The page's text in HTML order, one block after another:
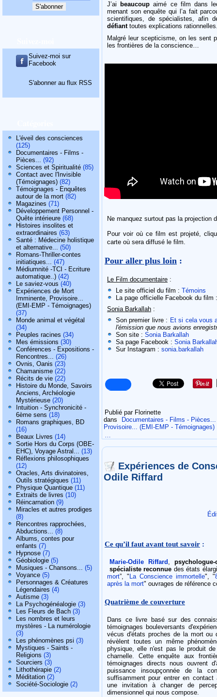
Suivez-moi sur
Facebook
S'abonner au flux RSS
L'éveil des consciences
(125)
Documentaires - Films -
Pièces... (92)
Sciences et Spiritualité (85)
Contact avec l'Invisible
(Témoignages) (82)
Témoignages - Enquêtes
autour de la mort (82)
Magazines (71)
Développement Personnel -
Quête intérieure (68)
Histoires insolites et
extraordinaires (63)
Santé : Médecine holistique
et alternative... (50)
Romans-Thriller-contes
initiatiques... (47)
Médiumnité -TCI - Ecriture
automatique..) (42)
Le saviez-vous (40)
Expériences de Mort
Imminente, Provisoire...
(EMI-EMP - Témoignages)
(37)
Monde animal et végétal
(34)
Peuples racines (34)
Mes émissions (30)
Conférences - Expositions -
Rencontres... (26)
Ovnis, Oanis (23)
Chamanisme (22)
Récits de vie (22)
Histoire du Monde, Savoirs
Anciens, Archéologie
Mystérieuse (20)
Intuition - Synchronicité -
6ème sens (18)
Romans graphiques, BD
(16)
Beaux Livres (14)
Sortie Hors du Corps (OBE-
EHC), Voyage Astral... (13)
Réflexions philosophiques
(12)
Oracles, Arts divinatoires,
Outils stratégiques (11)
Physique Quantique (11)
Extraits de livres (10)
Réincarnation (9)
Miracles et autres prodiges
(8)
Rencontres rapprochées,
Abductions... (8)
Albums, contes pour
enfants (7)
Hypnose (7)
Géobiologie (5)
Musiques - Chansons... (5)
Voyance (5)
Personnages & Créatures
Légendaires (4)
Autisme (3)
La Psychogénéalogie (3)
Les Fleurs de Bach (3)
Les nombres et leurs
mystères - La numérologie
(3)
Les phénomènes psi (3)
Mystiques - Saints -
Religions (3)
Sourciers (3)
Lithothérapie (2)
Méditation (2)
Société-Sociologie (2)
J’ai
beaucoup aimé ce film dans
menant son enquête qui l’a fait
scientifiques, de spécialistes, afin
défianttoutes explications
Malgré leur scepticisme, on les sent
les frontières de la conscience…
Ne manquez surtout pas la projection
Pour voir où ce film est projeté,
carte où sera diffusé le film.
Pour aller plus loin :
Le Film documentaire :
Le site officiel du film : Témoins
La page officielle Facebook du film
Sonia Barkallah :
Son premier livre : Et si cela vous
l'émission que nous avions
Son site : Sonia Barkallah
Sa page Facebook : Sonia
Sur Instagram : sonia.barkallah
Publié par Florinette
dans
Documentaires - Films - Pièces...
Provisoire... (EMI-EMP - Témoignages)
…
Expériences de
Odile Riffard
Ce qu’il faut avant tout savoir :
Marie-Odile Riffard ,
spécialiste reconnue des états
mort”, " La Conscience immortelle", "
après la mort" ouvrages de référence
Quatrième de couverture
Dans ce livre basé sur des
témoignages bouleversants
vécus d'états proches de la mort ou
révèlent toutes un même
physique, elle n'est pas le produit
charnelle. Cette enquête aux
témoignages directs nous ouvrent
puissance insoupçonnée de la
suffisamment pour entrer en
une invitation à changer de
dimensionnel qui nous compose.